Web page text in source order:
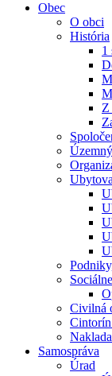
Obec
O obci
História
1
Z
Civilná
Samospráva
Úrad